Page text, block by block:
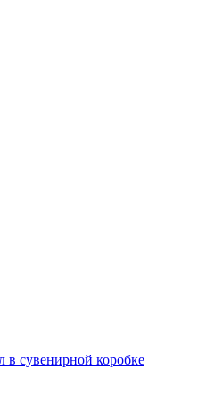
в сувенирной коробке